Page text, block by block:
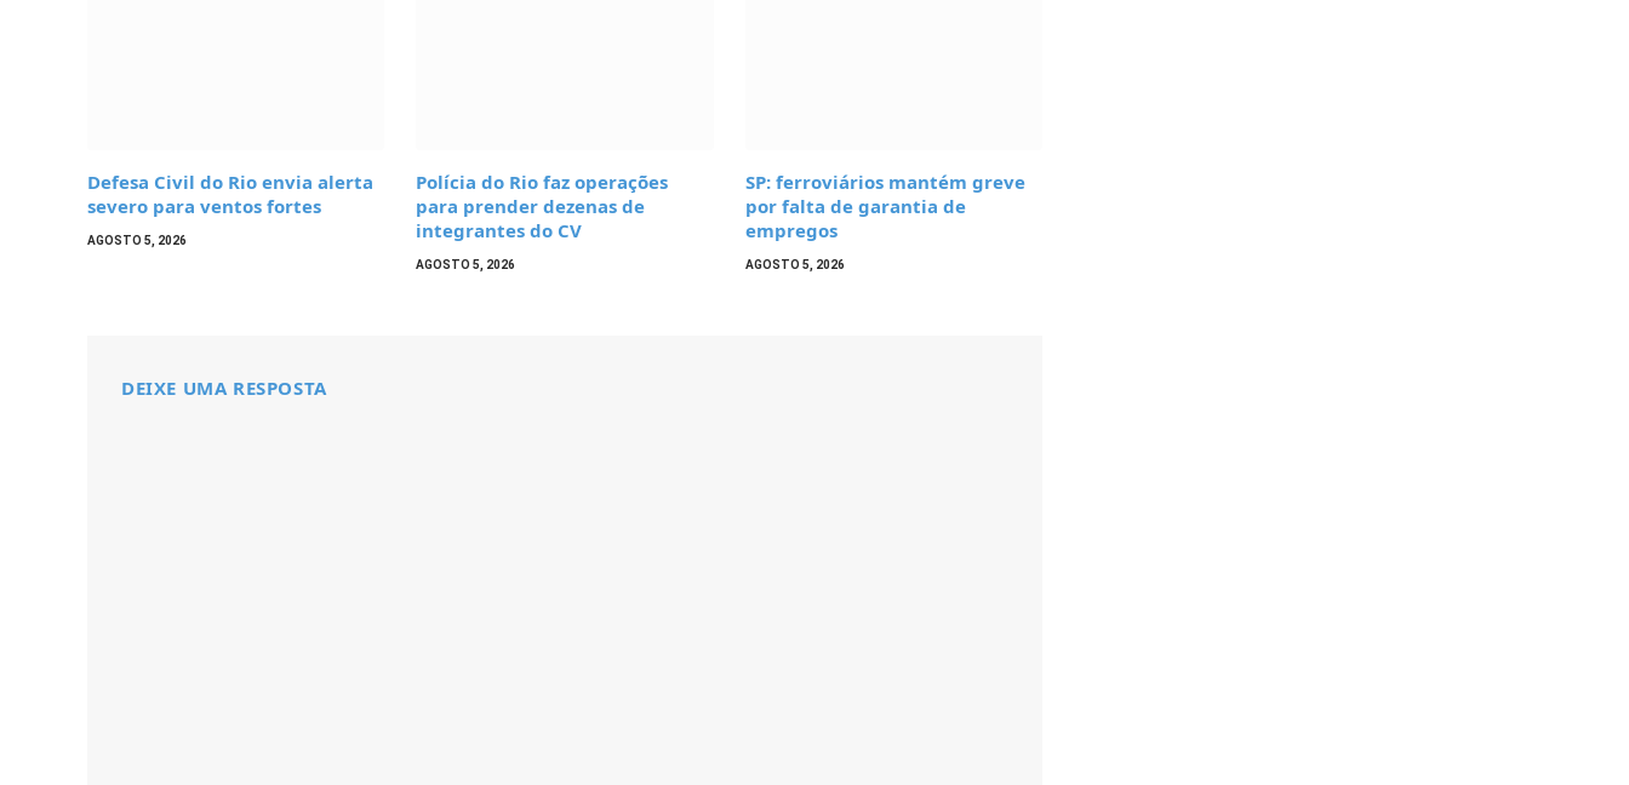
Defesa Civil do Rio envia alerta
severo para ventos fortes
AGOSTO 5, 2026
Polícia do Rio faz operações
para prender dezenas de
integrantes do CV
AGOSTO 5, 2026
SP: ferroviários mantém greve
por falta de garantia de
empregos
AGOSTO 5, 2026
DEIXE UMA RESPOSTA